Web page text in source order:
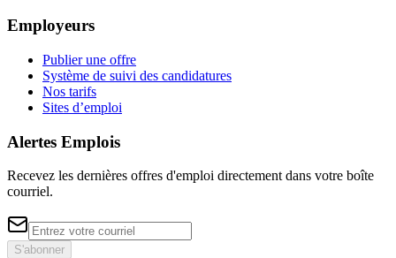
Employeurs
Publier une offre
Système de suivi des candidatures
Nos tarifs
Sites d’emploi
Alertes Emplois
Recevez les dernières offres d'emploi directement dans votre boîte
courriel.
S'abonner